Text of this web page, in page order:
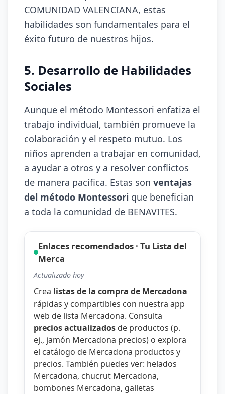
COMUNIDAD VALENCIANA, estas
habilidades son fundamentales para el
éxito futuro de nuestros hijos.
5. Desarrollo de Habilidades
Sociales
Aunque el método Montessori enfatiza el
trabajo individual, también promueve la
colaboración y el respeto mutuo. Los
niños aprenden a trabajar en comunidad,
a ayudar a otros y a resolver conflictos
de manera pacífica. Estas son ventajas
del método Montessori que benefician
a toda la comunidad de BENAVITES.
Enlaces recomendados · Tu Lista del
Merca
Actualizado hoy
Crea listas de la compra de Mercadona
rápidas y compartibles con nuestra app
web de lista Mercadona. Consulta
precios actualizados de productos (p.
ej., jamón Mercadona precios) o explora
el catálogo de Mercadona productos y
precios. También puedes ver: helados
Mercadona, chucrut Mercadona,
bombones Mercadona, galletas